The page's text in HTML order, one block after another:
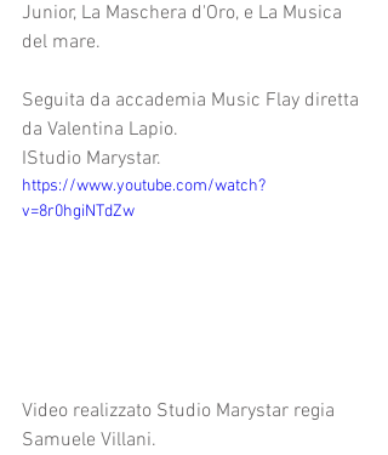
Junior, La Maschera d'Oro, e La Musica
del mare.
Seguita da accademia Music Flay diretta
da Valentina Lapio.
IStudio Marystar.
https://www.youtube.com/watch?
v=8r0hgiNTdZw
Video realizzato Studio Marystar regia
Samuele Villani.